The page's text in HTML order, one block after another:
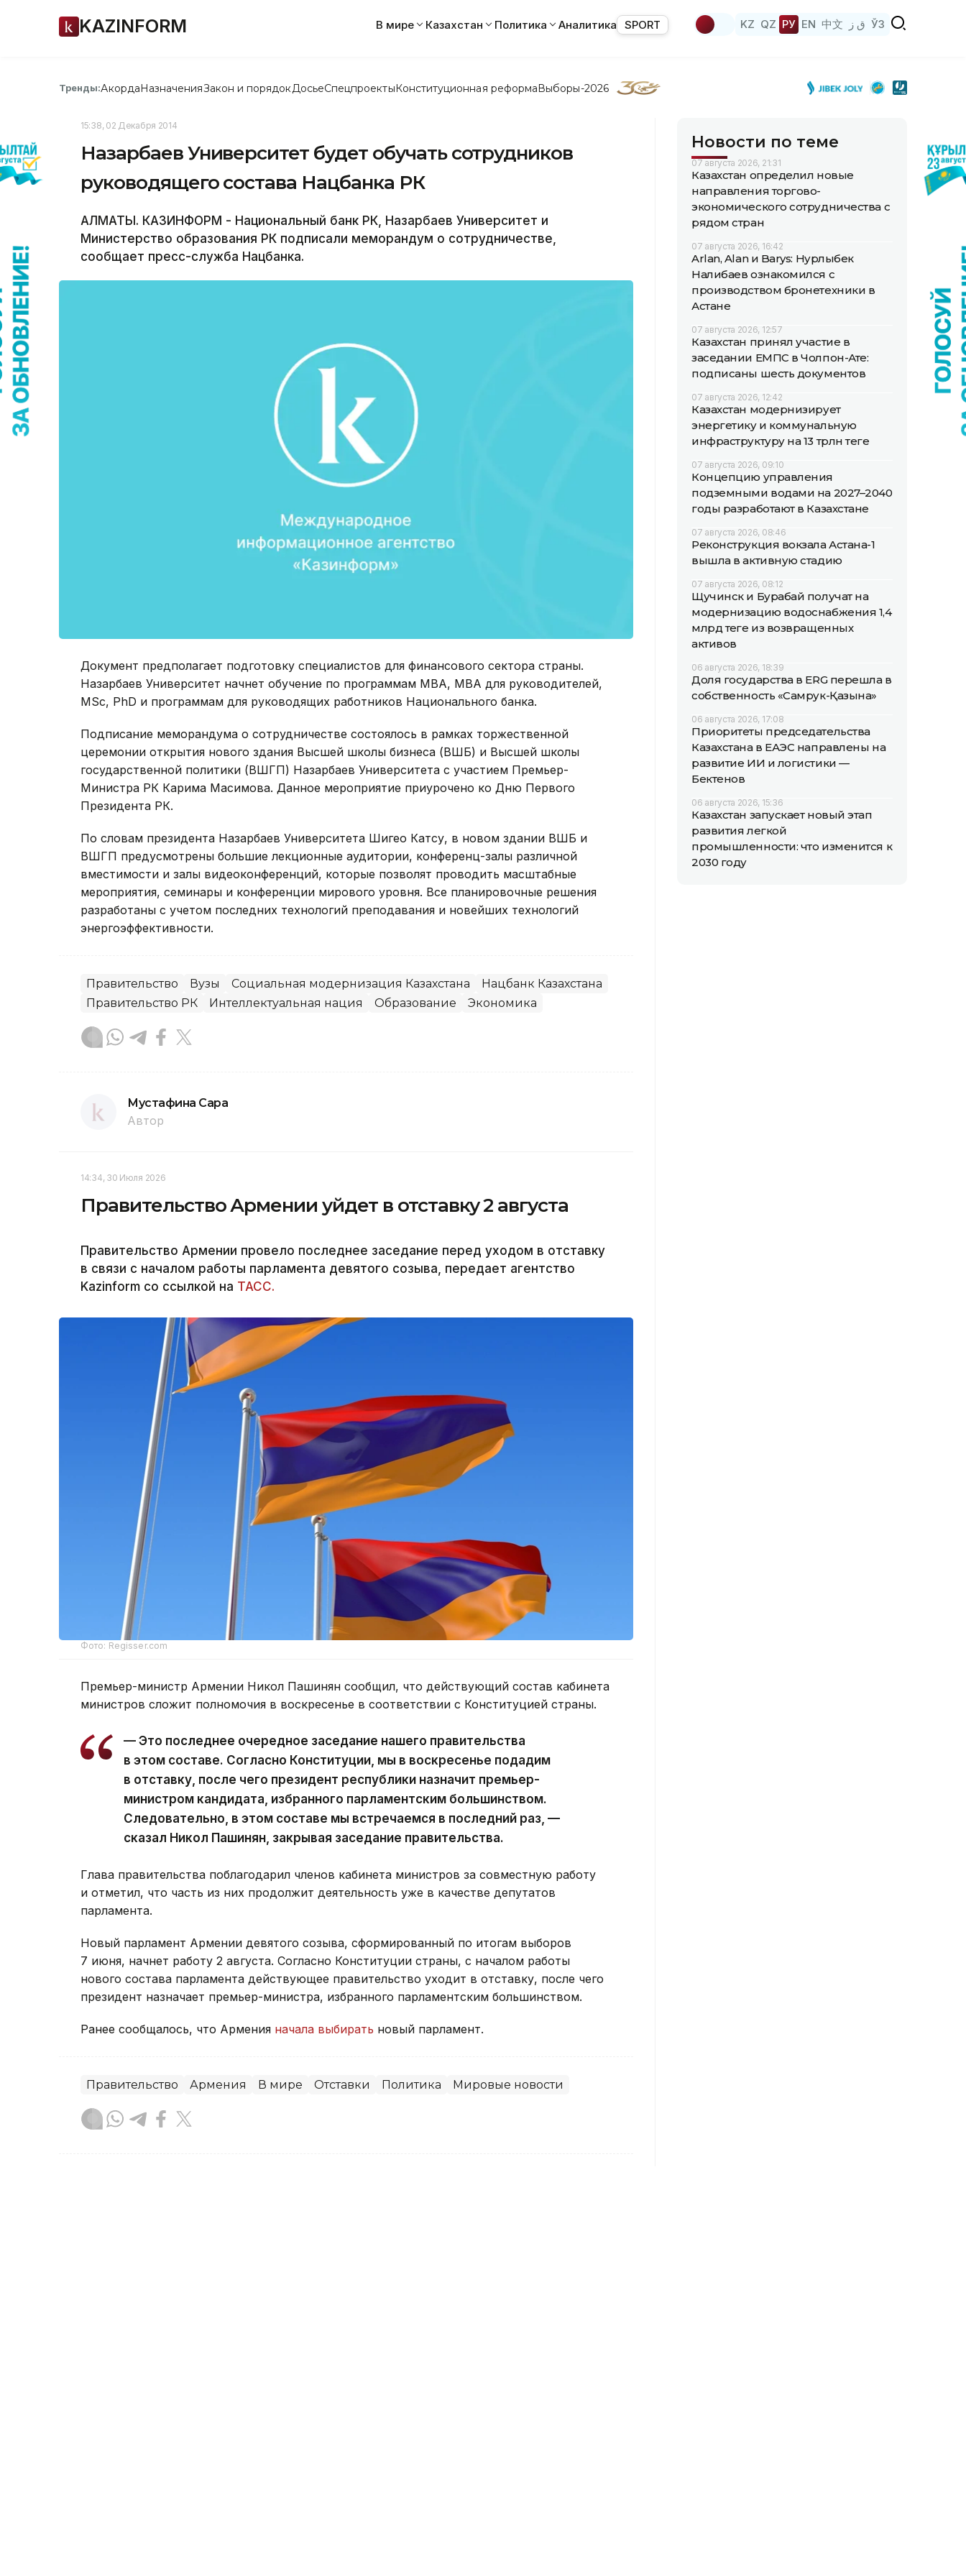
KAZINFORM В мире Казахстан Политика Аналитика SPORT KZ QZ РУ EN 中文 ق ز ЎЗ
Тренды:АкордаНазначенияЗакон и порядок ДосьеСпецпроектыКонституционная реформаВыборы-2026
15:38, 02 Декабря 2014
Назарбаев Университет будет обучать сотрудников
руководящего состава Нацбанка РК
АЛМАТЫ. КАЗИНФОРМ - Национальный банк РК, Назарбаев Университет и
Министерство образования РК подписали меморандум о сотрудничестве,
сообщает пресс-служба Нацбанка.
Документ предполагает подготовку специалистов для финансового сектора страны.
Назарбаев Университет начнет обучение по программам МВА, МВА для руководителей,
MSc, PhD и программам для руководящих работников Национального банка.
Подписание меморандума о сотрудничестве состоялось в рамках торжественной
церемонии открытия нового здания Высшей школы бизнеса (ВШБ) и Высшей школы
государственной политики (ВШГП) Назарбаев Университета с участием Премьер-
Министра РК Карима Масимова. Данное мероприятие приурочено ко Дню Первого
Президента РК.
По словам президента Назарбаев Университета Шигео Катсу, в новом здании ВШБ и
ВШГП предусмотрены большие лекционные аудитории, конференц-залы различной
вместимости и залы видеоконференций, которые позволят проводить масштабные
мероприятия, семинары и конференции мирового уровня. Все планировочные решения
разработаны с учетом последних технологий преподавания и новейших технологий
энергоэффективности.
Правительство Вузы Социальная модернизация Казахстана
Нацбанк Казахстана
Правительство РК
Интеллектуальная нация Образование Экономика
Мустафина Сара
Автор
14:34, 30 Июля 2026
Правительство Армении уйдет в отставку 2 августа
Правительство Армении провело последнее заседание перед уходом в отставку
в связи с началом работы парламента девятого созыва, передает агентство
Kazinform со ссылкой на ТАСС.
Фото: Regisser.com
Премьер-министр Армении Никол Пашинян сообщил, что действующий состав кабинета
министров сложит полномочия в воскресенье в соответствии с Конституцией страны.
— Это последнее очередное заседание нашего правительства
в этом составе. Согласно Конституции, мы в воскресенье подадим
в отставку, после чего президент республики назначит премьер-
министром кандидата, избранного парламентским большинством.
Следовательно, в этом составе мы встречаемся в последний раз, —
сказал Никол Пашинян, закрывая заседание правительства.
Глава правительства поблагодарил членов кабинета министров за совместную работу
и отметил, что часть из них продолжит деятельность уже в качестве депутатов
парламента.
Новый парламент Армении девятого созыва, сформированный по итогам выборов
7 июня, начнет работу 2 августа. Согласно Конституции страны, с началом работы
нового состава парламента действующее правительство уходит в отставку, после чего
президент назначает премьер-министра, избранного парламентским большинством.
Ранее сообщалось, что Армения начала выбирать новый парламент.
Правительство Армения В мире Отставки Политика Мировые новости
Новости по теме
07 августа 2026, 21:31
Казахстан определил новые
направления торгово-
экономического сотрудничества с
рядом стран
07 августа 2026, 16:42
Arlan, Alan и Barys: Нурлыбек
Налибаев ознакомился с
производством бронетехники в
Астане
07 августа 2026, 12:57
Казахстан принял участие в
заседании ЕМПС в Чолпон-Ате:
подписаны шесть документов
07 августа 2026, 12:42
Казахстан модернизирует
энергетику и коммунальную
инфраструктуру на 13 трлн теңге
07 августа 2026, 09:10
Концепцию управления
подземными водами на 2027–2040
годы разработают в Казахстане
07 августа 2026, 08:46
Реконструкция вокзала Астана-1
вышла в активную стадию
07 августа 2026, 08:12
Щучинск и Бурабай получат на
модернизацию водоснабжения 1,4
млрд теңге из возвращенных
активов
06 августа 2026, 18:39
Доля государства в ERG перешла в
собственность «Самрук-Қазына»
06 августа 2026, 17:08
Приоритеты председательства
Казахстана в ЕАЭС направлены на
развитие ИИ и логистики —
Бектенов
06 августа 2026, 15:36
Казахстан запускает новый этап
развития легкой
промышленности: что изменится к
2030 году